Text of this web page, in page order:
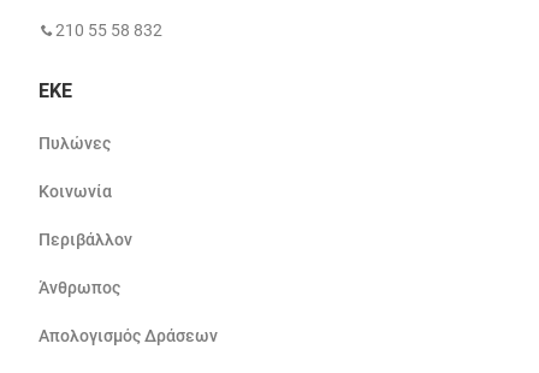
210 55 58 832
ΕΚΕ
Πυλώνες
Κοινωνία
Περιβάλλον
Άνθρωπος
Απολογισμός Δράσεων